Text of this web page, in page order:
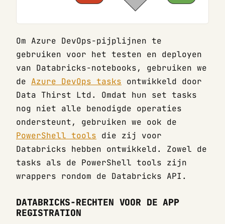
Om Azure DevOps-pijplijnen te
gebruiken voor het testen en deployen
van Databricks-notebooks, gebruiken we
de Azure DevOps tasks ontwikkeld door
Data Thirst Ltd. Omdat hun set tasks
nog niet alle benodigde operaties
ondersteunt, gebruiken we ook de
PowerShell tools die zij voor
Databricks hebben ontwikkeld. Zowel de
tasks als de PowerShell tools zijn
wrappers rondom de Databricks API.
DATABRICKS-RECHTEN VOOR DE APP
REGISTRATION